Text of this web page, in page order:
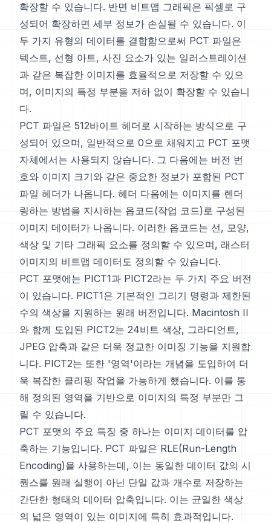
확장할 수 있습니다. 반면 비트맵 그래픽은 픽셀로 구
성되어 확장하면 세부 정보가 손실될 수 있습니다. 이
두 가지 유형의 데이터를 결합함으로써 PCT 파일은
텍스트, 선형 아트, 사진 요소가 있는 일러스트레이션
과 같은 복잡한 이미지를 효율적으로 저장할 수 있으
며, 이미지의 특정 부분을 저하 없이 확장할 수 있습니
다.
PCT 파일은 512바이트 헤더로 시작하는 방식으로 구
성되어 있으며, 일반적으로 0으로 채워지고 PCT 포맷
자체에서는 사용되지 않습니다. 그 다음에는 버전 번
호와 이미지 크기와 같은 중요한 정보가 포함된 PCT
파일 헤더가 나옵니다. 헤더 다음에는 이미지를 렌더
링하는 방법을 지시하는 옵코드(작업 코드)로 구성된
이미지 데이터가 나옵니다. 이러한 옵코드는 선, 모양,
색상 및 기타 그래픽 요소를 정의할 수 있으며, 래스터
이미지의 비트맵 데이터도 정의할 수 있습니다.
PCT 포맷에는 PICT1과 PICT2라는 두 가지 주요 버전
이 있습니다. PICT1은 기본적인 그리기 명령과 제한된
수의 색상을 지원하는 원래 버전입니다. Macintosh II
와 함께 도입된 PICT2는 24비트 색상, 그라디언트,
JPEG 압축과 같은 더욱 정교한 이미징 기능을 지원합
니다. PICT2는 또한 '영역'이라는 개념을 도입하여 더
욱 복잡한 클리핑 작업을 가능하게 했습니다. 이를 통
해 정의된 영역을 기반으로 이미지의 특정 부분만 그
릴 수 있습니다.
PCT 포맷의 주요 특징 중 하나는 이미지 데이터를 압
축하는 기능입니다. PCT 파일은 RLE(Run-Length
Encoding)을 사용하는데, 이는 동일한 데이터 값의 시
퀀스를 원래 실행이 아닌 단일 값과 개수로 저장하는
간단한 형태의 데이터 압축입니다. 이는 균일한 색상
의 넓은 영역이 있는 이미지에 특히 효과적입니다.